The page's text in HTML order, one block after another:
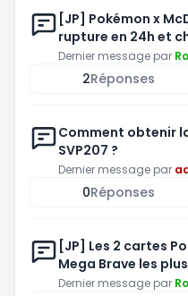
[JP] Pokémon x
rupture en 24h et
Dernier message par
2Réponses
Comment obtenir
SVP207 ?
Dernier message par
0Réponses
[JP] Les 2 cartes
Mega Brave les
Dernier message par